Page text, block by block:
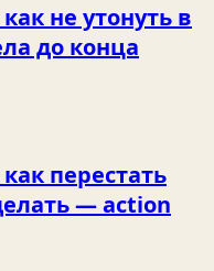
не утонуть в
до конца
перестать
— action